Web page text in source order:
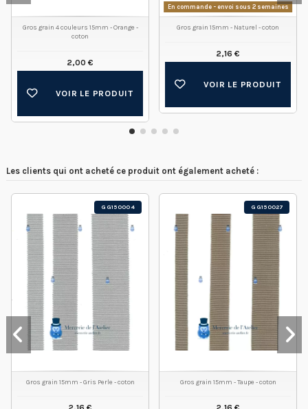
Gros grain 4 couleurs 15mm - Orange -
coton
2,00 €
VOIR LE PRODUIT
En commande - envoi sous 2 semaines
Gros grain 15mm - Naturel - coton
2,16 €
VOIR LE PRODUIT
Les clients qui ont acheté ce produit ont également acheté :
GG150004
Gros grain 15mm - Gris Perle - coton
GG150027
Gros grain 15mm - Taupe - coton